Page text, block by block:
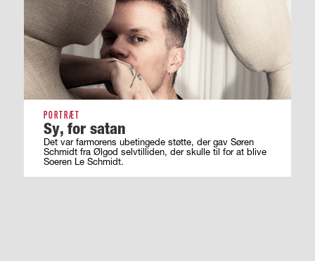
PORTRÆT
Sy, for satan
Det var farmorens ubetingede støtte, der gav Søren
Schmidt fra Ølgod selvtilliden, der skulle til for at blive
Soeren Le Schmidt.